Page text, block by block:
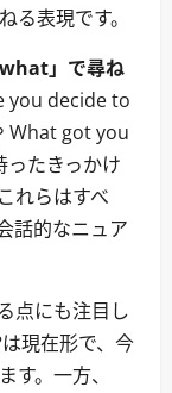
る表現です。
」で尋ね
you decide to
What got you
たきっかけ
れらはすべ
話的なニュア
点にも注目し
は現在形で、今
す。一方、